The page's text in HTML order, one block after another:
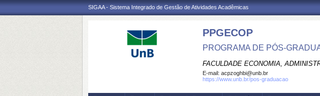
SIGAA - Sistema Integrado de Gestão de Atividades Acadêmicas
PPGECOP
PROGRAMA DE PÓS-
FACULDADE ECONOMIA,
E-mail: acpzoghbi@unb.br
https://www.unb.br/pos-graduacao